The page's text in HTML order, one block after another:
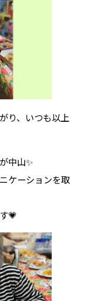
り、いつも以上
中山✨
ケーションを取
💗